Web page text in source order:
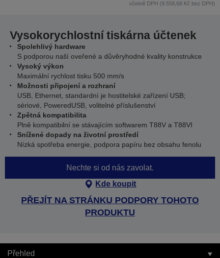
včetně DPH (9.558,68 Kč bez DPH)
Vysokorychlostní tiskárna účtenek
Spolehlivý hardware
S podporou naší oveřené a důvěryhodné kvality konstrukce
Vysoký výkon
Maximální rychlost tisku 500 mm/s
Možnosti připojení a rozhraní
USB, Ethernet, standardní je hostitelské zařízení USB;
sériové, PoweredUSB, volitelné příslušenství
Zpětná kompatibilita
Plně kompatibilní se stávajícím softwarem T88V a T88VI
Snížené dopady na životní prostředí
Nízká spotřeba energie, podpora papíru bez obsahu fenolu
Nechte si od nás zavolat.
Kde koupit
PŘEJÍT NA STRÁNKU PODPORY TOHOTO
PRODUKTU
Přehled